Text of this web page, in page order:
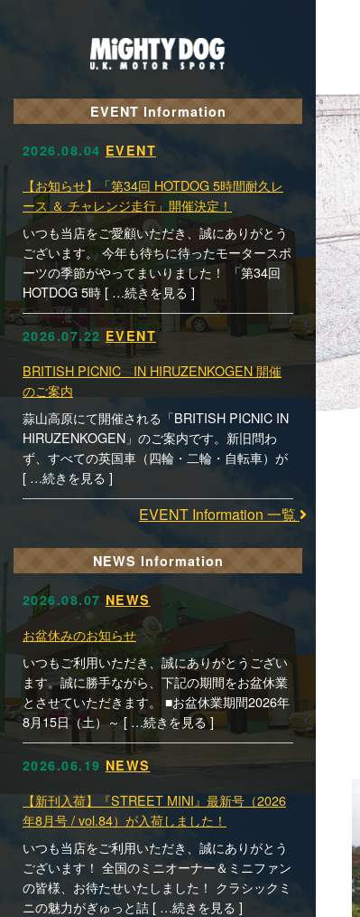
EVENT Information
2026.08.04 EVENT
【お知らせ】「第34回 HOTDOG 5時間耐久レ
ース ＆ チャレンジ走行」開催決定！
いつも当店をご愛顧いただき、誠にありがとう
ございます。 今年も待ちに待ったモータースポ
ーツの季節がやってまいりました！ 「第34回
HOTDOG 5時 [ …続きを見る ]
2026.07.22 EVENT
BRITISH PICNIC IN HIRUZENKOGEN 開催
のご案内
蒜山高原にて開催される「BRITISH PICNIC IN
HIRUZENKOGEN」のご案内です。新旧問わ
ず、すべての英国車（四輪・二輪・自転車）が
[ …続きを見る ]
EVENT Information 一覧
NEWS Information
2026.08.07 NEWS
お盆休みのお知らせ
いつもご利用いただき、誠にありがとうござい
ます。誠に勝手ながら、下記の期間をお盆休業
とさせていただきます。 ■お盆休業期間2026年
8月15日（土）～ [ …続きを見る ]
2026.06.19 NEWS
【新刊入荷】『STREET MINI』最新号（2026
年8月号 / vol.84）が入荷しました！
いつも当店をご利用いただき、誠にありがとう
ございます！ 全国のミニオーナー＆ミニファン
の皆様、お待たせいたしました！ クラシックミ
ニの魅力がぎゅっと詰 [ …続きを見る ]